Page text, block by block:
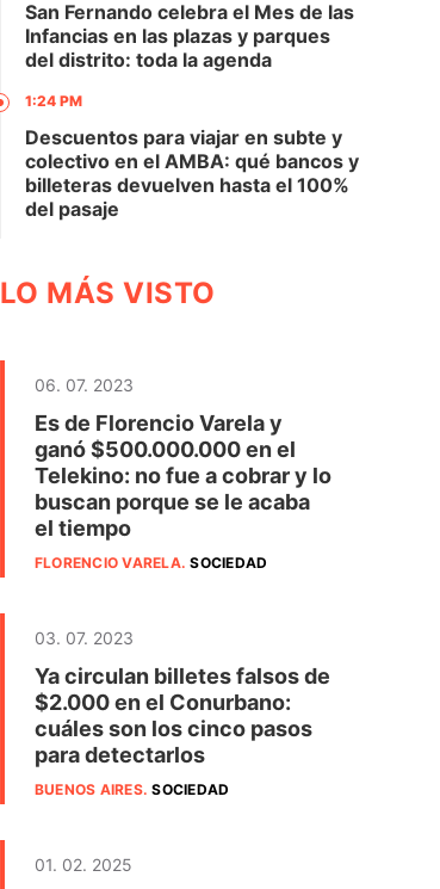
San Fernando celebra el Mes de las
Infancias en las plazas y parques
del distrito: toda la agenda
1:24 PM
Descuentos para viajar en subte y
colectivo en el AMBA: qué bancos y
billeteras devuelven hasta el 100%
del pasaje
LO MÁS VISTO
06. 07. 2023
Es de Florencio Varela y
ganó $500.000.000 en el
Telekino: no fue a cobrar y lo
buscan porque se le acaba
el tiempo
FLORENCIO VARELA.SOCIEDAD
03. 07. 2023
Ya circulan billetes falsos de
$2.000 en el Conurbano:
cuáles son los cinco pasos
para detectarlos
BUENOS AIRES.SOCIEDAD
01. 02. 2025